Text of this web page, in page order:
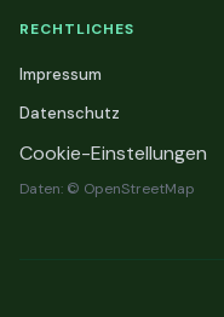
RECHTLICHES
Impressum
Datenschutz
Cookie-Einstellungen
Daten: © OpenStreetMap